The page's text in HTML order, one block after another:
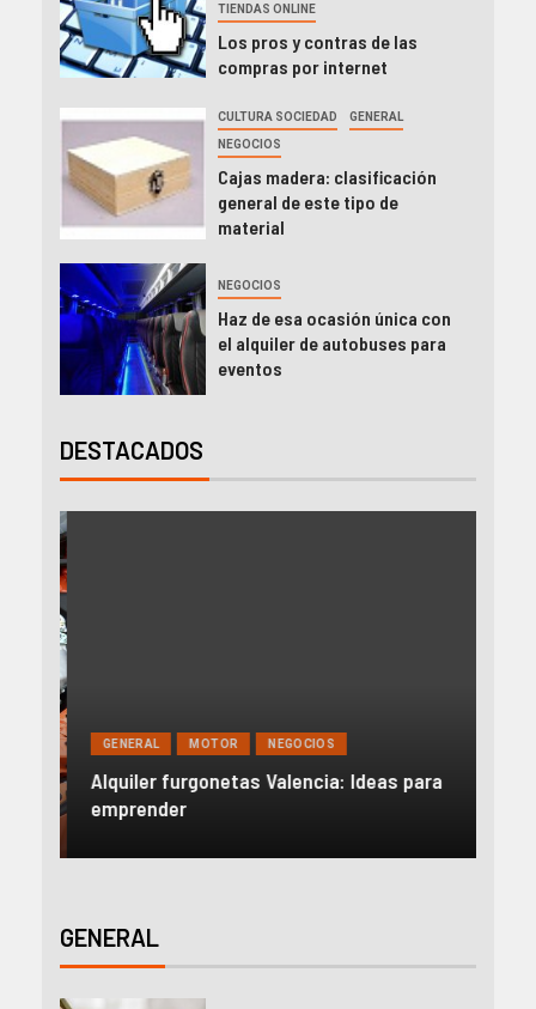
TIENDAS ONLINE
Los pros y contras de las
compras por internet
CULTURA SOCIEDAD GENERAL
NEGOCIOS
Cajas madera: clasificación
general de este tipo de
material
NEGOCIOS
Haz de esa ocasión única con
el alquiler de autobuses para
eventos
DESTACADOS
GENERAL MOTOR NEGOCIOS
Alquiler furgonetas Valencia: Ideas para
emprender
GENERAL